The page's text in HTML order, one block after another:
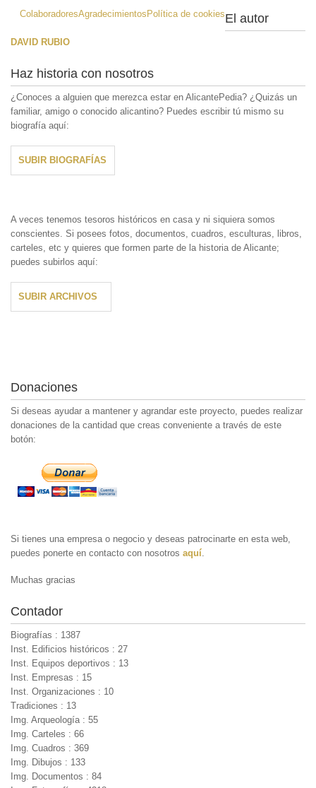
ColaboradoresAgradecimientosPolítica de cookiesEl autor
DAVID RUBIO
Haz historia con nosotros
¿Conoces a alguien que merezca estar en AlicantePedia? ¿Quizás un
familiar, amigo o conocido alicantino? Puedes escribir tú mismo su
biografía aquí:
SUBIR BIOGRAFÍAS
A veces tenemos tesoros históricos en casa y ni siquiera somos
conscientes. Si posees fotos, documentos, cuadros, esculturas, libros,
carteles, etc y quieres que formen parte de la historia de Alicante;
puedes subirlos aquí:
SUBIR ARCHIVOS
Donaciones
Si deseas ayudar a mantener y agrandar este proyecto, puedes realizar
donaciones de la cantidad que creas conveniente a través de este
botón:
Si tienes una empresa o negocio y deseas patrocinarte en esta web,
puedes ponerte en contacto con nosotros aquí
Muchas gracias
Contador
Biografías : 1387
Inst. Edificios históricos : 27
Inst. Equipos deportivos : 13
Inst. Empresas : 15
Inst. Organizaciones : 10
Tradiciones : 13
Img. Arqueología : 55
Img. Carteles : 66
Img. Cuadros : 369
Img. Dibujos : 133
Img. Documentos : 84